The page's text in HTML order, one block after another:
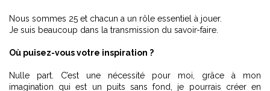
Nous sommes 25 et chacun a un rôle essentiel à jouer.
Je suis beaucoup dans la transmission du savoir-faire.
Où puisez-vous votre inspiration ?
Nulle part. C’est une nécessité pour moi, grâce à mon
imagination qui est un puits sans fond, je pourrais créer en